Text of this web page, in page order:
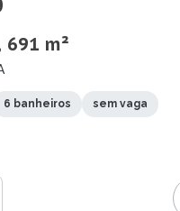
m²
6 banheiros sem vaga